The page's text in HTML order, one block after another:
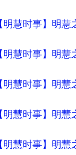
明慧时事】明
明慧时事】明
明慧时事】明
明慧时事】明
明慧时事】明